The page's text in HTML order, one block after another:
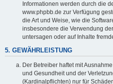
Informationen werden durch die
www.phpbb.de zur Verfügung
die Art und Weise, wie die
insbesondere die Verwendung
untersagen oder auf Inhalte
5. GEWÄHRLEISTUNG
Der Betreiber haftet mit
und Gesundheit und der
(Kardinalpflichten) nur für